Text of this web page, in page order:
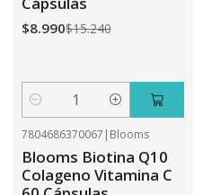
$8.990$15.240
Cantidad
7804686370067 | Blooms
Blooms Biotina Q10
Colageno Vitamina C